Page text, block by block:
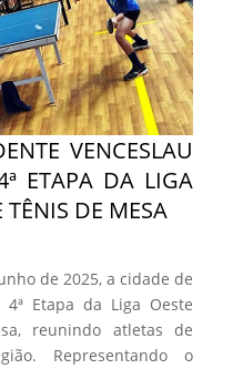
VENCESLAU
ETAPA DA LIGA
TÊNIS DE MESA
de 2025, a cidade de
Etapa da Liga Oeste
reunindo atletas de
Representando o